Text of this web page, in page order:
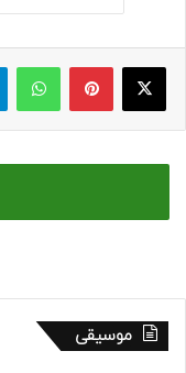
ایکس پینتریستواتس آپ
موسیقی